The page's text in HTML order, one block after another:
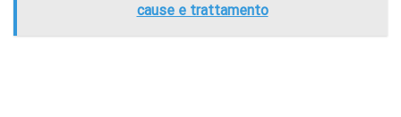
cause e trattamento